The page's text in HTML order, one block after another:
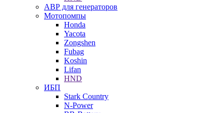
АВР для генераторов
Мотопомпы
Honda
Yacota
Zongshen
Fubag
Koshin
Lifan
HND
ИБП
Stark Country
N-Power